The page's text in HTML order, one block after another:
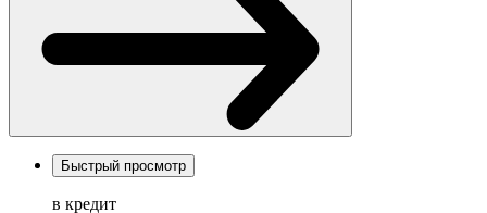
Быстрый просмотр
в кредит